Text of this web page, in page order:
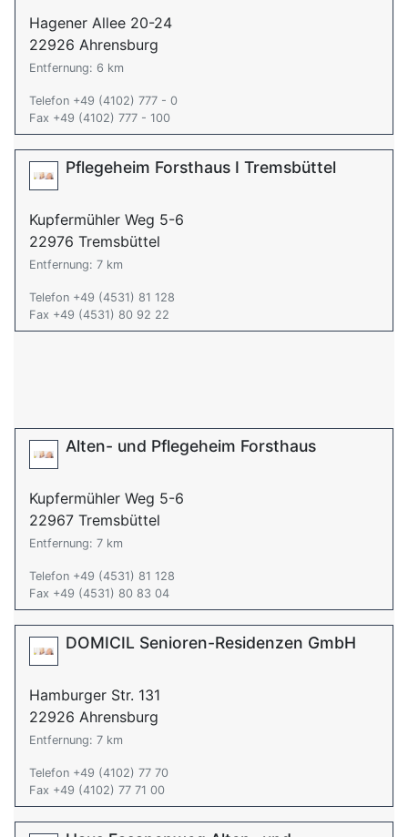
Hagener Allee 20-24
22926 Ahrensburg
Entfernung: 6 km
Telefon +49 (4102) 777 - 0
Fax +49 (4102) 777 - 100
Pflegeheim Forsthaus I Tremsbüttel
Kupfermühler Weg 5-6
22976 Tremsbüttel
Entfernung: 7 km
Telefon +49 (4531) 81 128
Fax +49 (4531) 80 92 22
Alten- und Pflegeheim Forsthaus
Kupfermühler Weg 5-6
22967 Tremsbüttel
Entfernung: 7 km
Telefon +49 (4531) 81 128
Fax +49 (4531) 80 83 04
DOMICIL Senioren-Residenzen GmbH
Hamburger Str. 131
22926 Ahrensburg
Entfernung: 7 km
Telefon +49 (4102) 77 70
Fax +49 (4102) 77 71 00